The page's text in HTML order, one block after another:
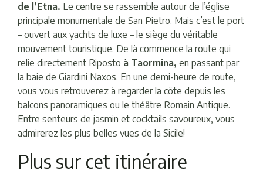
de l’Etna. Le centre se rassemble autour de l’église
principale monumentale de San Pietro. Mais c’est le port
– ouvert aux yachts de luxe – le siège du véritable
mouvement touristique. De là commence la route qui
relie directement Riposto à Taormina, en passant par
la baie de Giardini Naxos. En une demi-heure de route,
vous vous retrouverez à regarder la côte depuis les
balcons panoramiques ou le théâtre Romain Antique.
Entre senteurs de jasmin et cocktails savoureux, vous
admirerez les plus belles vues de la Sicile!
Plus sur cet itinéraire